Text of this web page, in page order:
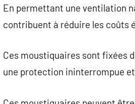
En permettant une ventilation
contribuent à réduire les coûts
Ces moustiquaires sont fixées
une protection ininterrompue